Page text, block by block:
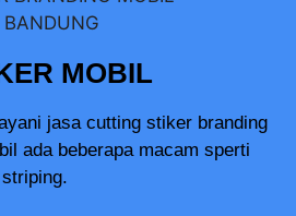
MOBIL
jasa cutting stiker branding
ada beberapa macam sperti